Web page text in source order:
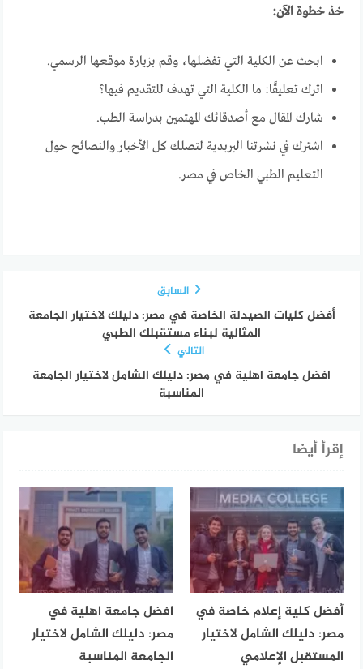
خذ خطوة الآن:
ابحث عن الكلية التي تفضلها، وقم بزيارة موقعها الرسمي.
اترك تعليقًا: ما الكلية التي تهدف للتقديم فيها؟
شارك المقال مع أصدقائك المهتمين بدراسة الطب.
اشترك في نشرتنا البريدية لتصلك كل الأخبار والنصائح حول
التعليم الطبي الخاص في مصر.
السابق
أفضل كليات الصيدلة الخاصة في مصر: دليلك لاختيار الجامعة
المثالية لبناء مستقبلك الطبي
التالي
افضل جامعة اهلية في مصر: دليلك الشامل لاختيار الجامعة
المناسبة
إقرأ أيضا
أفضل كلية إعلام خاصة في
مصر: دليلك الشامل لاختيار
المستقبل الإعلامي
افضل جامعة اهلية في
مصر: دليلك الشامل لاختيار
الجامعة المناسبة